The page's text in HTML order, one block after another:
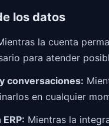
los datos
la cuenta
para atender
conversaciones:
en cualquier
Mientras la